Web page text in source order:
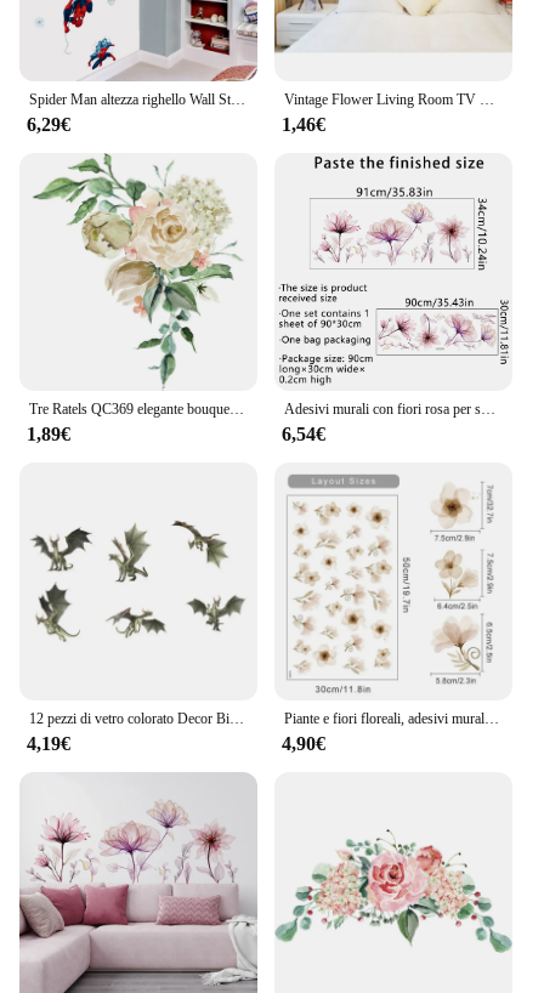
Spider Man altezza righello Wall Sticker creativo stampato supereroe Spiderman decalcomania da muro in vinile per camera dei bambini camera da letto Home Decor art
6,29€
Vintage Flower Living Room TV Wall Background Wall Sticker camera da letto decorazione della parete adesivo carta da parati adesivo autoadesivo
1,46€
Tre Ratels QC369 elegante bouquet di rose in stile antico adesivo da parete accessori per la decorazione domestica
1,89€
Adesivi murali con fiori rosa per soggiorno sfondo carta da parati camera delle ragazze camera da letto adesivi decorativi decalcomanie da parete murales in PVC
6,54€
12 pezzi di vetro colorato Decor Bird Collision Warning Stickers pellicola adesiva decorativa per la protezione della finestra posteriore rilascio dell'animale domestico creativo
4,19€
Piante e fiori floreali, adesivi murali in vinile autoadesivo, soggiorno, sfondo camera da letto per ragazze, sfondi decorativi
4,90€